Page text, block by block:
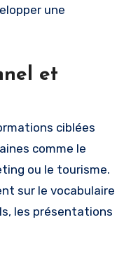
une
et
ciblées
comme le
ou le tourisme.
sur le vocabulaire
les présentations